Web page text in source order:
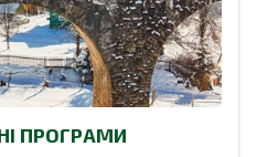
ПРОГРАМИ